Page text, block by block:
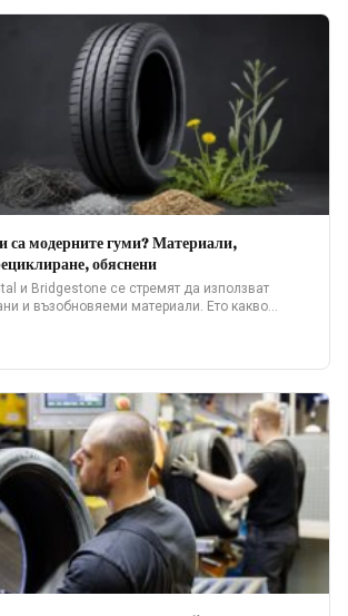
са модерните гуми? Материали,
обяснени
и Bridgestone се стремят да използват
и възобновяеми материали. Ето какво…